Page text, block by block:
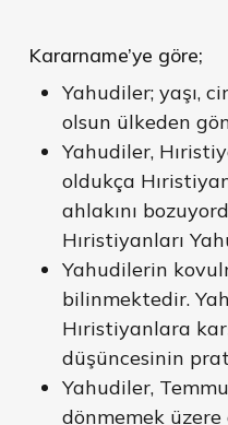
Kararname’ye göre;
Yahudiler; yaşı,
olsun ülkeden
Yahudiler,
oldukça
ahlakını
Hıristiyanları
Yahudilerin
bilinmektedir.
Hıristiyanlara
düşüncesinin
Yahudiler,
dönmemek